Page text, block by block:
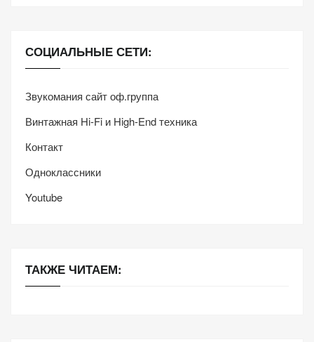
СОЦИАЛЬНЫЕ СЕТИ:
Звукомания сайт оф.группа
Винтажная Hi-Fi и High-End техника
Контакт
Одноклассники
Youtube
ТАКЖЕ ЧИТАЕМ: